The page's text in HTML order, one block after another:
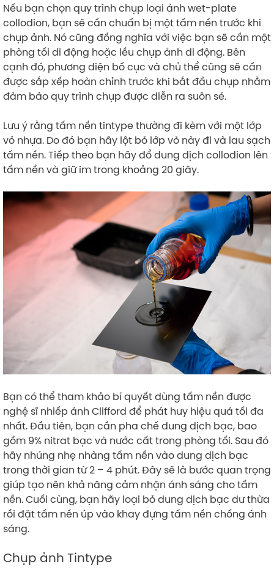
Nếu bạn chọn quy trình chụp loại ảnh wet-plate
collodion, bạn sẽ cần chuẩn bị một tấm nền trước khi
chụp ảnh. Nó cũng đồng nghĩa với việc bạn sẽ cần một
phòng tối di động hoặc lều chụp ảnh di động. Bên
cạnh đó, phương diện bố cục và chủ thể cũng sẽ cần
được sắp xếp hoàn chỉnh trước khi bắt đầu chụp nhằm
đảm bảo quy trình chụp được diễn ra suôn sẻ.
Lưu ý rằng tấm nền tintype thường đi kèm với một lớp
vỏ nhựa. Do đó bạn hãy lột bỏ lớp vỏ này đi và lau sạch
tấm nền. Tiếp theo bạn hãy đổ dung dịch collodion lên
tấm nền và giữ im trong khoảng 20 giây.
Bạn có thể tham khảo bí quyết dùng tấm nền được
nghệ sĩ nhiếp ảnh Clifford để phát huy hiệu quả tối đa
nhất. Đầu tiên, bạn cần pha chế dung dịch bạc, bao
gồm 9% nitrat bạc và nước cất trong phòng tối. Sau đó
hãy nhúng nhẹ nhàng tấm nền vào dung dịch bạc
trong thời gian từ 2 – 4 phút. Đây sẽ là bước quan trọng
giúp tạo nên khả năng cảm nhận ánh sáng cho tấm
nền. Cuối cùng, bạn hãy loại bỏ dung dịch bạc dư thừa
rồi đặt tấm nền úp vào khay đựng tấm nền chống ánh
sáng.
Chụp ảnh Tintype